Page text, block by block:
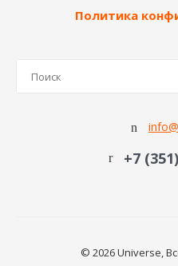
Политика
+7
© 2026 Universe,